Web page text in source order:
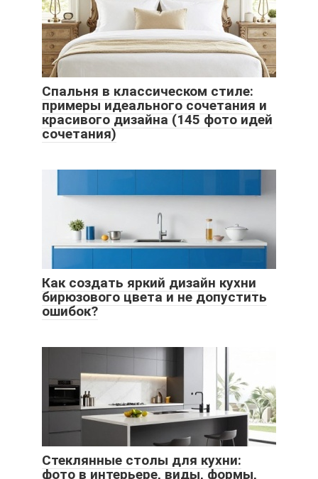
Спальня в классическом стиле:
примеры идеального сочетания и
красивого дизайна (145 фото идей
сочетания)
Как создать яркий дизайн кухни
бирюзового цвета и не допустить
ошибок?
Стеклянные столы для кухни:
фото в интерьере, виды, формы,